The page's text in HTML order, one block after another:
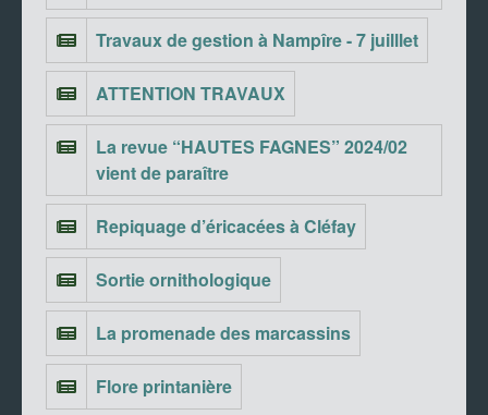
Travaux de gestion à Nampîre - 7 juilllet
ATTENTION TRAVAUX
La revue “HAUTES FAGNES” 2024/02
vient de paraître
Repiquage d’éricacées à Cléfay
Sortie ornithologique
La promenade des marcassins
Flore printanière